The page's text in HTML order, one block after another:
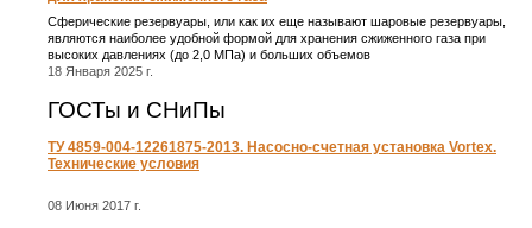
Сферические резервуары, или как их еще называют шаровые резервуары,
являются наиболее удобной формой для хранения сжиженного газа при
высоких давлениях (до 2,0 МПа) и больших объемов
18 Января 2025 г.
ГОСТы и СНиПы
ТУ 4859-004-12261875-2013. Насосно-счетная установка Vortex.
Технические условия
08 Июня 2017 г.